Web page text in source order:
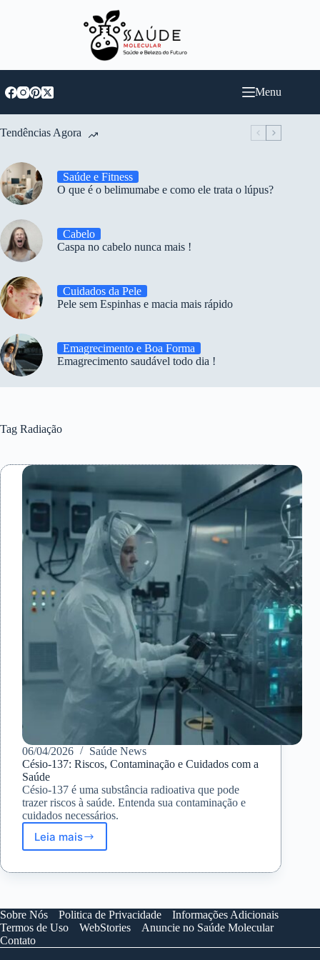
Menu
Tendências Agora
Saúde e Fitness
O que é o belimumabe e como ele trata o lúpus?
Cabelo
Caspa no cabelo nunca mais !
Cuidados da Pele
Pele sem Espinhas e macia mais rápido
Emagrecimento e Boa Forma
Emagrecimento saudável todo dia !
Tag Radiação
06/04/2026
Saúde News
Césio-137: Riscos, Contaminação e Cuidados com a
Saúde
Césio-137 é uma substância radioativa que pode
trazer riscos à saúde. Entenda sua contaminação e
cuidados necessários.
Leia mais
Césio-
Riscos,
Cuidados
com
Saúde
Sobre Nós Politica de Privacidade
Informações Adicionais
Termos de Uso
WebStories
Anuncie no Saúde Molecular
Contato